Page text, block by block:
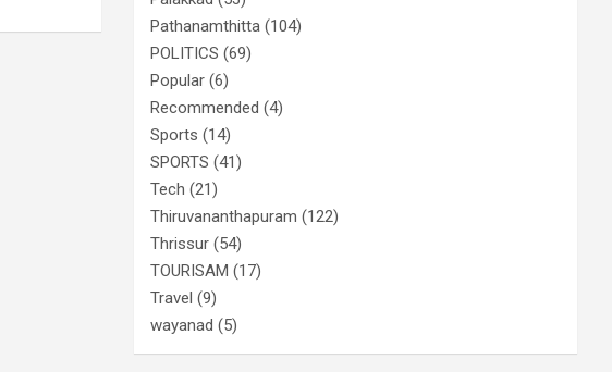
Pathanamthitta (104)
POLITICS (69)
Popular (6)
Recommended (4)
Sports (14)
SPORTS (41)
Tech (21)
Thiruvananthapuram (122)
Thrissur (54)
TOURISAM (17)
Travel (9)
wayanad (5)